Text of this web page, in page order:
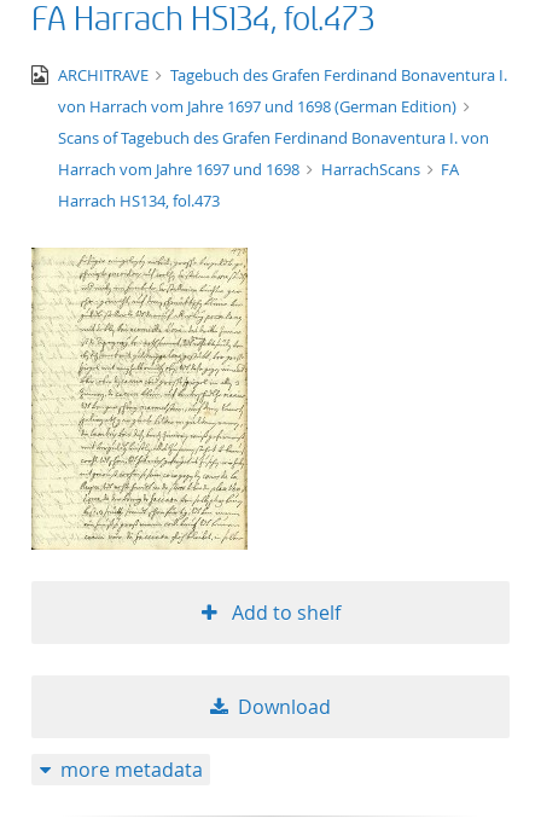
FA Harrach HS134, fol.473
image/jpeg
ARCHITRAVE
Tagebuch des Grafen Ferdinand Bonaventura I.
von Harrach vom Jahre 1697 und 1698 (German Edition)
Scans of Tagebuch des Grafen Ferdinand Bonaventura I. von
Harrach vom Jahre 1697 und 1698
HarrachScans
FA
Harrach HS134, fol.473
Add to shelf
Download
more metadata